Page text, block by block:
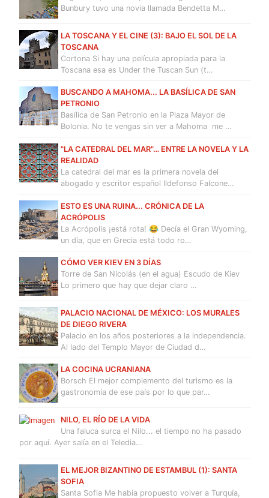
Bunbury tuvo una novia llamada Bendetta M…
LA TOSCANA Y EL CINE (3): BAJO EL SOL DE LA
TOSCANA
Cortona Si hay una película apropiada para la
Toscana esa es Under the Tuscan Sun (t…
BUSCANDO A MAHOMA... LA BASÍLICA DE SAN
PETRONIO
Basílica de San Petronio en la Plaza Mayor de
Bolonia. No te vengas sin ver a Mahoma me …
"LA CATEDRAL DEL MAR"… ENTRE LA NOVELA Y LA
REALIDAD
La catedral del mar es la primera novela del
abogado y escritor español Ildefonso Falcone…
ESTO ES UNA RUINA... CRÓNICA DE LA
ACRÓPOLIS
La Acrópolis ¡está rota! 😂 Decía el Gran Wyoming,
un día, que en Grecia está todo ro…
CÓMO VER KIEV EN 3 DÍAS
Torre de San Nicolás (en el agua) Escudo de Kiev
Lo primero que hay que dejar claro …
PALACIO NACIONAL DE MÉXICO: LOS MURALES
DE DIEGO RIVERA
Palacio en los años posteriores a la independencia.
Al lado del Templo Mayor de Ciudad d…
LA COCINA UCRANIANA
Borsch El mejor complemento del turismo es la
gastronomía de ese país por lo que par…
NILO, EL RÍO DE LA VIDA
Una faluca surca el Nilo... el tiempo no ha pasado
por aquí. Ayer salía en el Teledia…
EL MEJOR BIZANTINO DE ESTAMBUL (1): SANTA
SOFIA
Santa Sofia Me había propuesto volver a Turquía,